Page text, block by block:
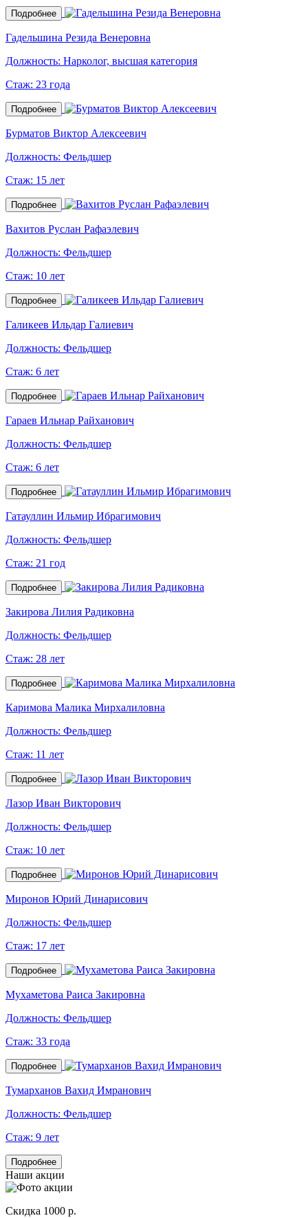
Подробнее
Гадельшина Резида Венеровна
Должность: Нарколог, высшая категория
Стаж: 23 года
Подробнее
Бурматов Виктор Алексеевич
Должность: Фельдшер
Стаж: 15 лет
Подробнее
Вахитов Руслан Рафаэлевич
Должность: Фельдшер
Стаж: 10 лет
Подробнее
Галикеев Ильдар Галиевич
Должность: Фельдшер
Стаж: 6 лет
Подробнее
Гараев Ильнар Райханович
Должность: Фельдшер
Стаж: 6 лет
Подробнее
Гатауллин Ильмир Ибрагимович
Должность: Фельдшер
Стаж: 21 год
Подробнее
Закирова Лилия Радиковна
Должность: Фельдшер
Стаж: 28 лет
Подробнее
Каримова Малика Мирхалиловна
Должность: Фельдшер
Стаж: 11 лет
Подробнее
Лазор Иван Викторович
Должность: Фельдшер
Стаж: 10 лет
Подробнее
Миронов Юрий Динарисович
Должность: Фельдшер
Стаж: 17 лет
Подробнее
Мухаметова Раиса Закировна
Должность: Фельдшер
Стаж: 33 года
Подробнее
Тумарханов Вахид Имранович
Должность: Фельдшер
Стаж: 9 лет
Подробнее
Наши акции
Скидка 1000 р.